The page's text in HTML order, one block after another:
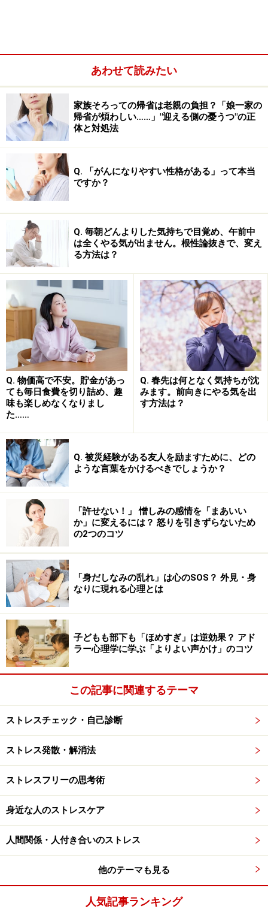
「推し活あるある」？ 現実の恋愛チャンス
を失ってしまうケース
それだけではありません。推し活にあまりに夢中になり
すぎると、「人生の目的」も見失いがちになります。そ
もそも、推しに心がときめくのは、エンターテインメン
トという消費活動の枠の中で、安全に「恋愛気分」を味
わえるからではないでしょうか。
ただし、推し活で得られるのはあくまでも「恋愛気分」
であり、現実の恋愛ではありません。現実の生活の中で
ことで互いを成長させ、新しい人生の創造を試みるの
が、現実の恋愛です。
ですが、推し活に夢中になっている人の中には、心の奥
では「現実の恋愛がしたい」という思いがあるのに、そ
の気持ちに向き合わずに推し活に時間を費やしているう
ちに、恋愛のチャンスを取り逃がしている方が少なくあ
りません。
推し活は恋愛の代償行動。「心の防衛反
応」で依存していないかチェック！
カウンセリングでも、何年も熱心に推し活を趣味にして
いた方から、「本当にこれでよかったのか」「もっと有
とがあります。
い！ 推しと応援する仲間さえいれば、じゅうぶんに幸
せ」と感じるものですが、その熱意をいつまでも持ち続
けられるわけではありません。推しの状況が変わればフ
ァンでいられなくなることもありますし、推し仲間との
交流が薄れていく中で「今までの熱っぽい日々はなんだ
し活に依存してしまうのはなぜなのでしょう？
心理学に「代償行動」という言葉があります。
あわせて読みたい
家族そろっての帰省は老親の負担？「娘一家の
帰省が煩わしい……」"迎える側の憂うつ"の正
体と対処法
Q. 「がんになりやすい性格がある」って本当
ですか？
Q. 毎朝どんよりした気持ちで目覚め、午前中
は全くやる気が出ません。根性論抜きで、変え
る方法は？
Q. 物価高で不安。貯金があっ
ても毎日食費を切り詰め、趣
味も楽しめなくなりまし
た……
Q. 春先は何となく気持ちが沈
みます。前向きにやる気を出
す方法は？
Q. 被災経験がある友人を励ますために、どの
ような言葉をかけるべきでしょうか？
「許せない！」 憎しみの感情を「まあいい
か」に変えるには？ 怒りを引きずらないため
の2つのコツ
「身だしなみの乱れ」は心のSOS？ 外見・身
なりに現れる心理とは
子どもも部下も「ほめすぎ」は逆効果？ アド
ラー心理学に学ぶ「よりよい声かけ」のコツ
この記事に関連するテーマ
ストレスチェック・自己診断
ストレス発散・解消法
ストレスフリーの思考術
身近な人のストレスケア
人間関係・人付き合いのストレス
他のテーマも見る
人気記事ランキング